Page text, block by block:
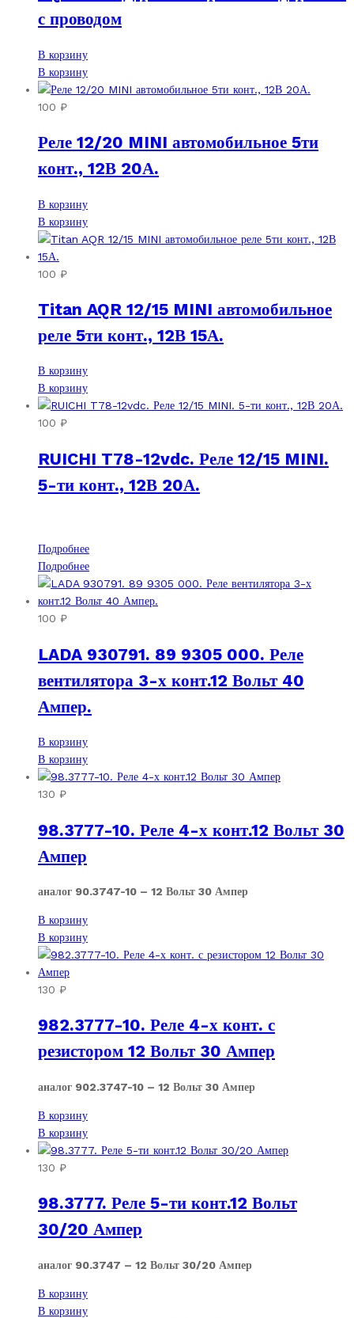
с проводом
В корзину
В корзину
100 ₽
Реле 12/20 MINI автомобильное 5ти
конт., 12В 20А.
В корзину
В корзину
100 ₽
Titan AQR 12/15 MINI автомобильное
реле 5ти конт., 12В 15А.
В корзину
В корзину
100 ₽
RUICHI T78-12vdc. Реле 12/15 MINI.
5-ти конт., 12В 20А.
Подробнее
Подробнее
100 ₽
LADA 930791. 89 9305 000. Реле
вентилятора 3-х конт.12 Вольт 40
Ампер.
В корзину
В корзину
130 ₽
98.3777-10. Реле 4-х конт.12 Вольт 30
Ампер
аналог 90.3747-10 – 12 Вольт 30 Ампер
В корзину
В корзину
130 ₽
982.3777-10. Реле 4-х конт. с
резистором 12 Вольт 30 Ампер
аналог 902.3747-10 – 12 Вольт 30 Ампер
В корзину
В корзину
130 ₽
98.3777. Реле 5-ти конт.12 Вольт
30/20 Ампер
аналог 90.3747 – 12 Вольт 30/20 Ампер
В корзину
В корзину